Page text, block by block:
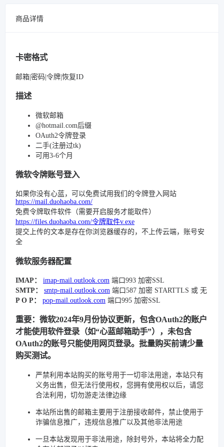
商品详情
卡密格式
邮箱|密码|令牌|恢复ID
描述
微软邮箱
@hotmail.com后缀
OAuth2令牌登录
二手(注册过tk)
可用3-6个月
微软令牌账号登入
如果你没有心蓝，可以免费试用我们的令牌登入网站
https://mail.duohaoba.com/
免费令牌取件软件（需要开启服务才能取件）
https://files.duohaoba.com/令牌取件v.exe
提交上传的文本是存在你浏览器缓存的，不上传云端，账号安
全
微软服务器配置
IMAP： imap-mail.outlook.com 端口993 加密SSL
SMTP：
smtp-mail.outlook.com 端口587 加密 STARTTLS 或 无
P O P：
pop-mail.outlook.com 端口995 加密SSL
重要：微软2024年9月份协议更新，包含OAuth2的账户
才能使用软件登录（如“心蓝邮箱助手”），未包含
OAuth2的账号只能使用网页登录。批量购买前请少量
购买测试。
严禁利用本站购买的账号用于一切非法用途，本站只有
义务出售，但无法行使用权，您拥有使用权以后，请您
合法利用，切勿游走法律边缘
本站所出售的邮箱主要用于注册接收邮件，禁止使用于
诈骗信息推广，违规信息推广以及其他非法用途
一旦本站发现用于非法用途，除封号外，本站将全力配